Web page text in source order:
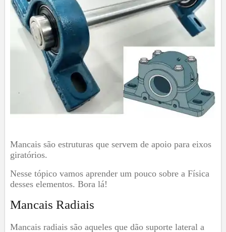
Mancais são estruturas que servem de apoio para eixos
giratórios.
Nesse tópico vamos aprender um pouco sobre a Física
desses elementos. Bora lá!
Mancais Radiais
Mancais radiais são aqueles que dão suporte lateral a